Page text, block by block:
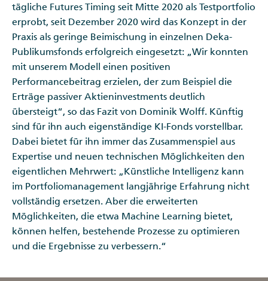
tägliche Futures Timing seit Mitte 2020 als Testportfolio
erprobt, seit Dezember 2020 wird das Konzept in der
Praxis als geringe Beimischung in einzelnen Deka-
Publikumsfonds erfolgreich eingesetzt: „Wir konnten
mit unserem Modell einen positiven
Performancebeitrag erzielen, der zum Beispiel die
Erträge passiver Aktieninvestments deutlich
übersteigt“, so das Fazit von Dominik Wolff. Künftig
sind für ihn auch eigenständige KI-Fonds vorstellbar.
Dabei bietet für ihn immer das Zusammenspiel aus
Expertise und neuen technischen Möglichkeiten den
eigentlichen Mehrwert: „Künstliche Intelligenz kann
im Portfoliomanagement langjährige Erfahrung nicht
vollständig ersetzen. Aber die erweiterten
Möglichkeiten, die etwa Machine Learning bietet,
können helfen, bestehende Prozesse zu optimieren
und die Ergebnisse zu verbessern.“